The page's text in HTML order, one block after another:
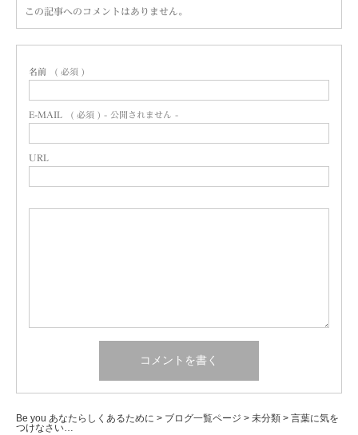
この記事へのコメントはありません。
名前 ( 必須 )
E-MAIL ( 必須 ) - 公開されません -
URL
Be you あなたらしくあるために > ブログ一覧ページ > 未分類 > 言葉に気を
つけなさい…